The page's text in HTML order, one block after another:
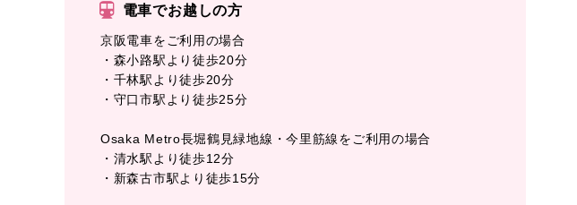
電車でお越しの方
京阪電車をご利用の場合
・森小路駅より徒歩20分
・千林駅より徒歩20分
・守口市駅より徒歩25分
Osaka Metro長堀鶴見緑地線・今里筋線をご利用の場合
・清水駅より徒歩12分
・新森古市駅より徒歩15分